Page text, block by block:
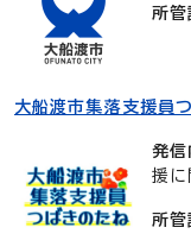
所管
大船渡市集落支援員
発信
援に
所管